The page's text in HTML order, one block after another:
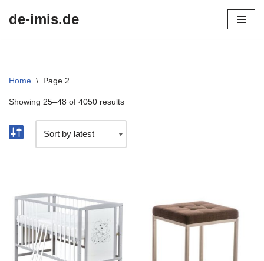
de-imis.de
Home \ Page 2
Showing 25–48 of 4050 results